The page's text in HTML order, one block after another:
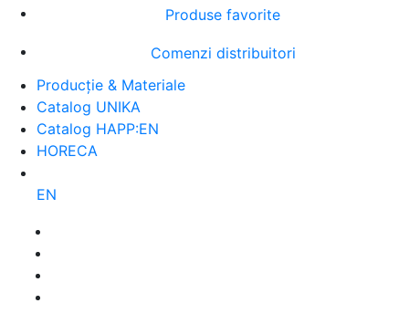
Produse favorite
Comenzi distribuitori
Producție & Materiale
Catalog UNIKA
Catalog HAPP:EN
HORECA
EN